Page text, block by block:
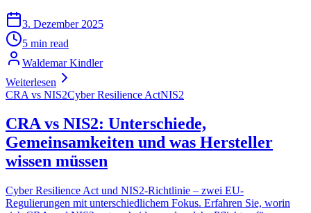
3. Dezember 2025
5 min read
Waldemar Kindler
Weiterlesen
CRA vs NIS2Cyber Resilience ActNIS2
CRA vs NIS2: Unterschiede,
Gemeinsamkeiten und was Hersteller
wissen müssen
Cyber Resilience Act und NIS2-Richtlinie – zwei EU-
Regulierungen mit unterschiedlichem Fokus. Erfahren Sie, worin